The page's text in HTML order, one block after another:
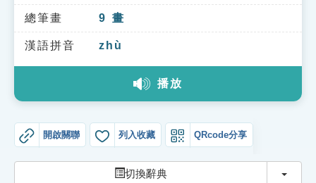
單字索引
生命大百科索引
教學應用
貓頭鷹博士
總筆畫 9 畫
漢語拼音 zhù
播放
開啟關聯 列入收藏 QRcode分享
切換辭典 切換